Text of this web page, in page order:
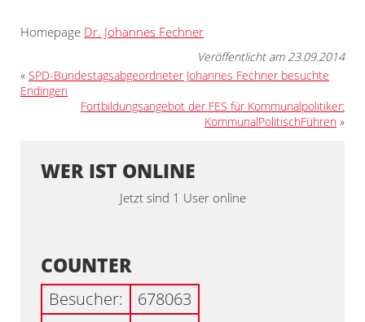
Homepage Dr. Johannes Fechner
Veröffentlicht am 23.09.2014
« SPD-Bundestagsabgeordneter Johannes Fechner besuchte
Endingen
Fortbildungsangebot der FES für Kommunalpolitiker:
KommunalPolitischFühren »
WER IST ONLINE
Jetzt sind 1 User online
COUNTER
Besucher:
678063